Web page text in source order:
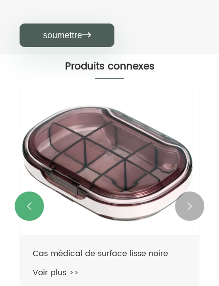
soumettre
Produits connexes
Cas médical de surface lisse noire
Voir plus >>
 